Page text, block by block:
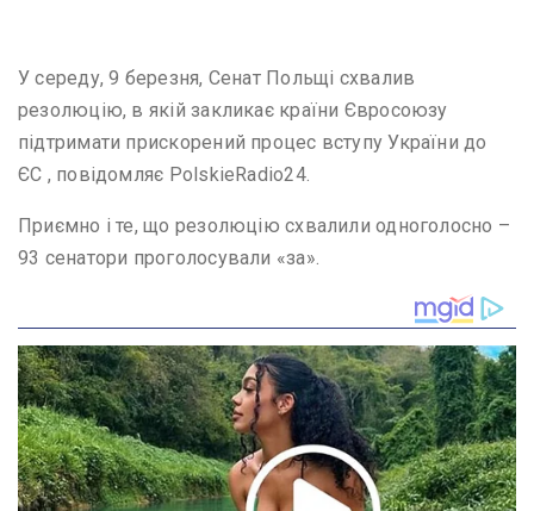
У середу, 9 березня, Сенат Польщі схвалив
резолюцію, в якій закликає країни Євросоюзу
підтримати прискорений процес вступу України до
ЄС , повідомляє PolskieRadio24.
Приємно і те, що резолюцію схвалили одноголосно –
93 сенатори проголосували «за».